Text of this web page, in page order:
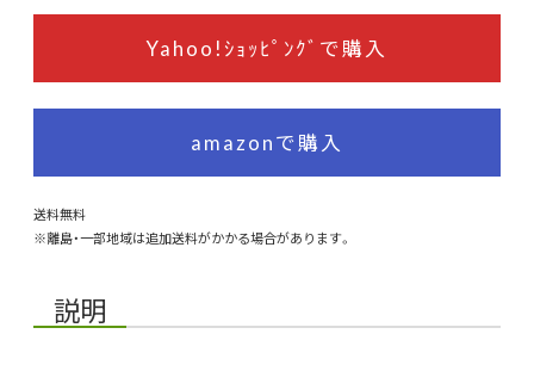
Yahoo!ｼｮｯﾋﾟﾝｸﾞで購入
amazonで購入
送料無料
※離島・一部地域は追加送料がかかる場合があります。
説明